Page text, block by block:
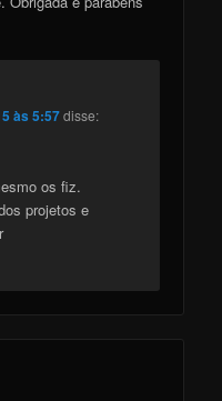
às 5:57disse:
os fiz.
projetos e